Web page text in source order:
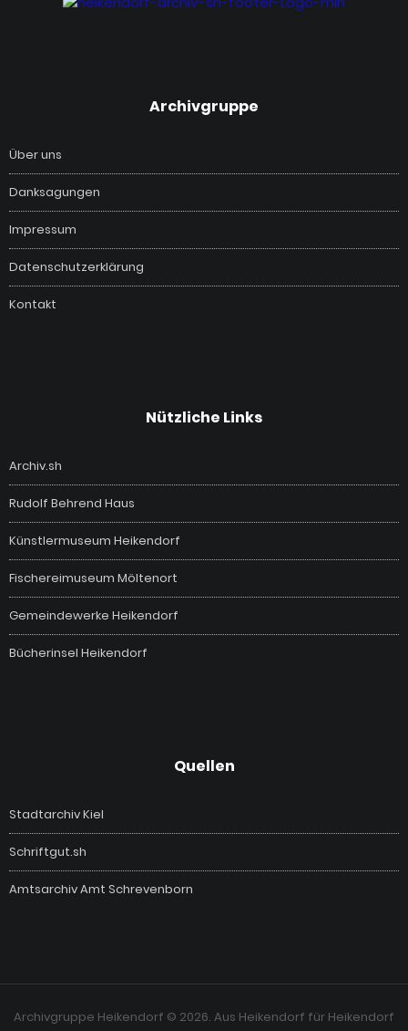
‎Archivgruppe
Über uns
Danksagungen
Impressum
Datenschutzerklärung
Kontakt
Nützliche Links
Archiv.sh
Rudolf Behrend Haus
Künstlermuseum Heikendorf
Fischereimuseum Möltenort
Gemeindewerke Heikendorf
Bücherinsel Heikendorf
Quellen
Stadtarchiv Kiel
Schriftgut.sh
Amtsarchiv Amt Schrevenborn
Archivgruppe Heikendorf © 2026. Aus Heikendorf für Heikendorf